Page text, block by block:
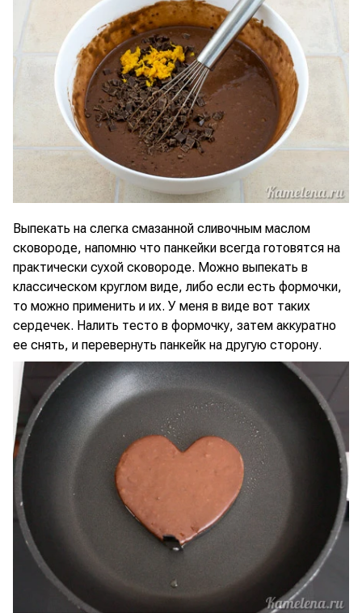
Выпекать на слегка смазанной сливочным маслом
сковороде, напомню что панкейки всегда готовятся на
практически сухой сковороде. Можно выпекать в
классическом круглом виде, либо если есть формочки,
то можно применить и их. У меня в виде вот таких
сердечек. Налить тесто в формочку, затем аккуратно
ее снять, и перевернуть панкейк на другую сторону.